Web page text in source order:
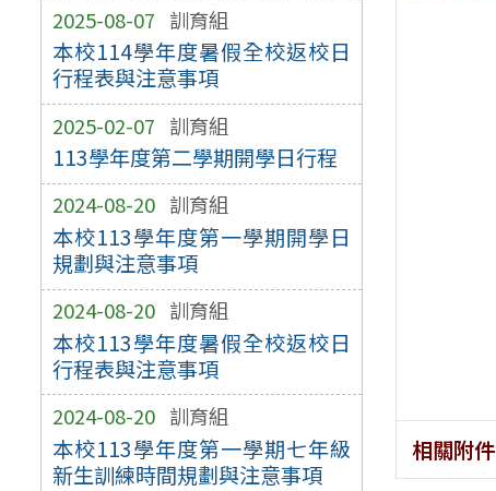
2025-08-07 訓育組
本校114學年度暑假全校返校日
行程表與注意事項
2025-02-07 訓育組
113學年度第二學期開學日行程
2024-08-20 訓育組
本校113學年度第一學期開學日
規劃與注意事項
2024-08-20 訓育組
本校113學年度暑假全校返校日
行程表與注意事項
2024-08-20 訓育組
本校113學年度第一學期七年級
新生訓練時間規劃與注意事項
相關附件